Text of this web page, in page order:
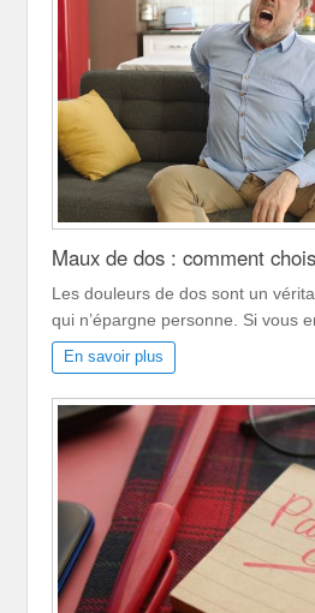
Maux de dos : comment
Les douleurs de dos sont un
qui n’épargne personne. Si vous
En savoir plus